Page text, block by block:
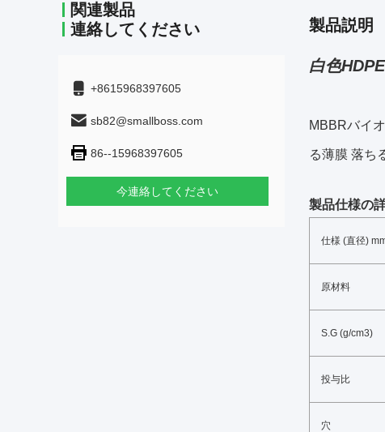
関連製品
連絡してください
+8615968397605
sb82@smallboss.com
86--15968397605
今連絡してください
製品説明
白色
MBBRバイ
る薄膜 落ち
製品仕様の
仕様 (直径)
原材料
S.G (g/cm3)
投与比
穴